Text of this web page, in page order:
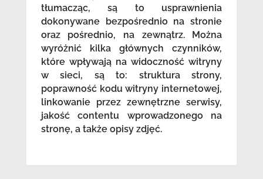
tłumacząc, są to usprawnienia
dokonywane bezpośrednio na stronie
oraz pośrednio, na zewnątrz. Można
wyróżnić kilka głównych czynników,
które wpływają na widoczność witryny
w sieci, są to: struktura strony,
poprawność kodu witryny internetowej,
linkowanie przez zewnętrzne serwisy,
jakość contentu wprowadzonego na
stronę, a także opisy zdjęć.